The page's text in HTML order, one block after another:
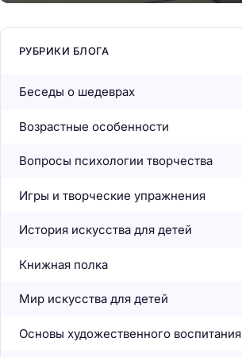
РУБРИКИ БЛОГА
Беседы о шедеврах
Возрастные особенности
Вопросы психологии творчества
Игры и творческие упражнения
История искусства для детей
Книжная полка
Мир искусства для детей
Основы художественного воспитания